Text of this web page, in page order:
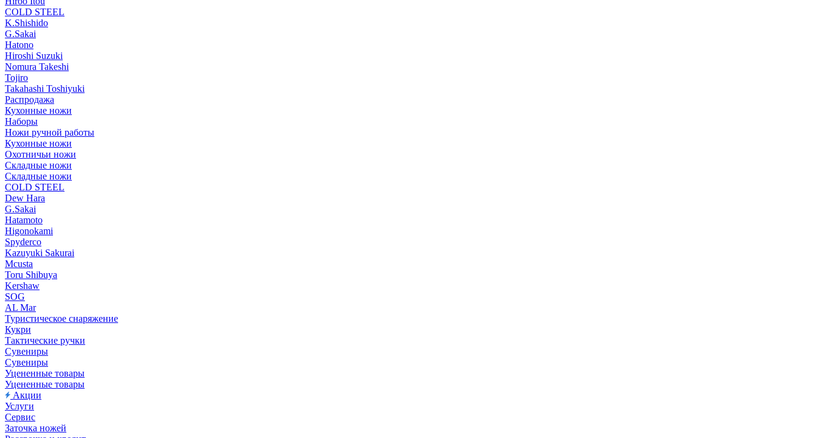
COLD STEEL
K.Shishido
G.Sakai
Hatono
Hiroshi Suzuki
Nomura Takeshi
Tojiro
Takahashi Toshiyuki
Распродажа
Кухонные ножи
Наборы
Ножи ручной работы
Кухонные ножи
Охотничьи ножи
Складные ножи
Складные ножи
COLD STEEL
Dew Hara
G.Sakai
Hatamoto
Higonokami
Spyderco
Kazuyuki Sakurai
Mcusta
Toru Shibuya
Kershaw
SOG
AL Mar
Туристическое снаряжение
Кукри
Тактические ручки
Сувениры
Сувениры
Уцененные товары
Уцененные товары
Акции
Услуги
Сервис
Заточка ножей